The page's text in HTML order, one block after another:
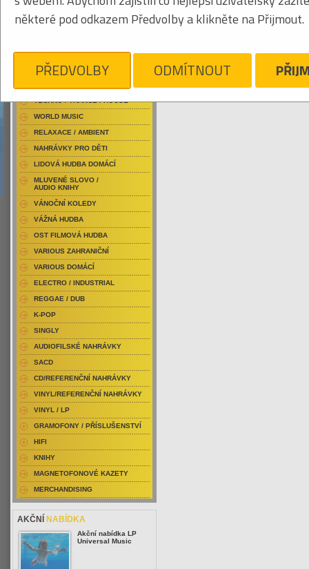
CEPHALIC CARNAGE
Je nám líto, ale pro daný žánr/kategorii
RAP / HIP HOP DOMÁCÍ
RAP / HIP HOP ZAHRANIČNÍ
DVD / HUDBA
PUNK / HARDCORE
TECHNO / TRANCE / HOUSE
WORLD MUSIC
RELAXACE / AMBIENT
NAHRÁVKY PRO DĚTI
LIDOVÁ HUDBA DOMÁCÍ
MLUVENÉ SLOVO /
AUDIO KNIHY
VÁNOČNÍ KOLEDY
VÁŽNÁ HUDBA
OST FILMOVÁ HUDBA
VARIOUS ZAHRANIČNÍ
VARIOUS DOMÁCÍ
ELECTRO / INDUSTRIAL
REGGAE / DUB
K-POP
SINGLY
AUDIOFILSKÉ NAHRÁVKY
SACD
CD/REFERENČNÍ NAHRÁVKY
VINYL/REFERENČNÍ NAHRÁVKY
VINYL / LP
GRAMOFONY / PŘÍSLUŠENSTVÍ
HIFI
KNIHY
MAGNETOFONOVÉ KAZETY
MERCHANDISING
AKČNÍ NABÍDKA
Akční nabídka LP
Universal Music
některé pod odkazem Předvolby a klikněte na Přijmout.
PŘEDVOLBY ODMÍTNOUT